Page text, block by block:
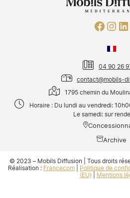
04 90 26
contact@mobils-
1795 chemin du
Horaire : Du lundi au vendredi:
Le samedi: sur
Archive
© 2023 – Mobils Diffusion | Tous droits
Réalisation : Francecom Politique de
(EU)
Mentions